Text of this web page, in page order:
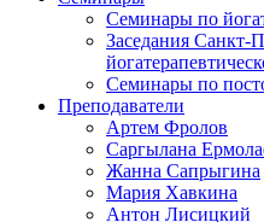
Семинары по
Заседания Санкт-
Семинары по
Преподаватели
Артем Фролов
Саргылана
Жанна Сапрыгина
Мария Хавкина
Антон Лисицкий